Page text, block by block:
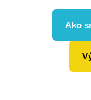
Ako